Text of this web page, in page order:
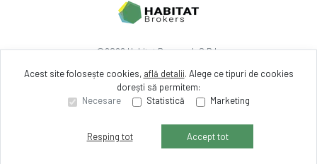
©2026Habitat Research S.R.L.
Site creat în
Acest site folosește cookies, află detalii. Alege ce tipuri de cookies
dorești să permitem:
Necesare
Statistică Marketing
Resping tot Accept tot